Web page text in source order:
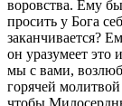
воровства. Ему
просить у Бога
заканчивается?
он уразумеет это
мы с вами,
горячей
чтобы